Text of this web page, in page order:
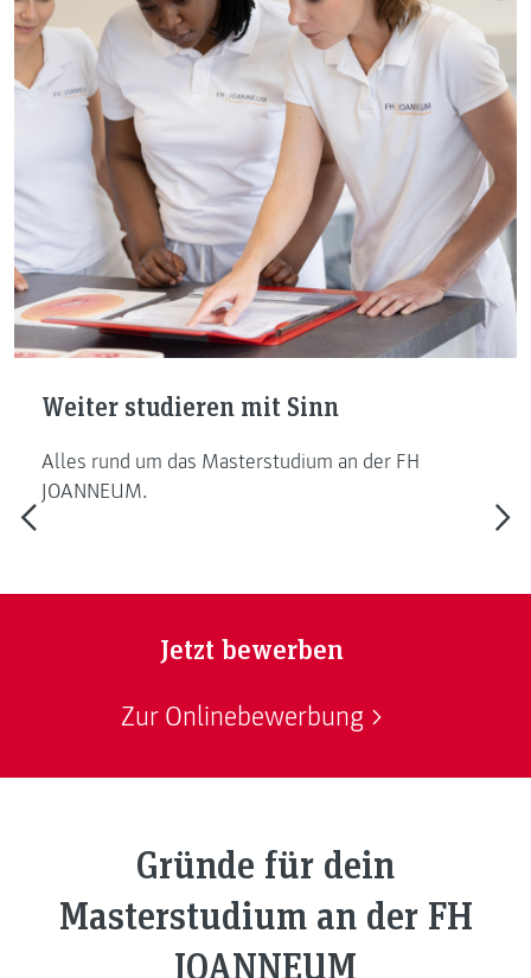
Weiter studieren mit Sinn
Alles rund um das Masterstudium an der FH
JOANNEUM.
Jetzt bewerben
Zur Onlinebewerbung
Gründe für dein
Masterstudium an der FH
JOANNEUM